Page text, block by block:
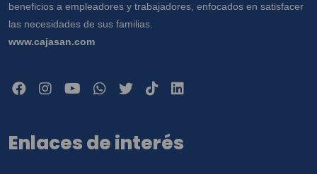
beneficios a empleadores y trabajadores, enfocados en satisfacer
las necesidades de sus familias.
www.cajasan.com
Enlaces de interés